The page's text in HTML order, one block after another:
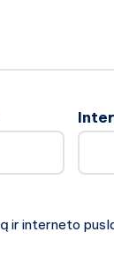
ir interneto